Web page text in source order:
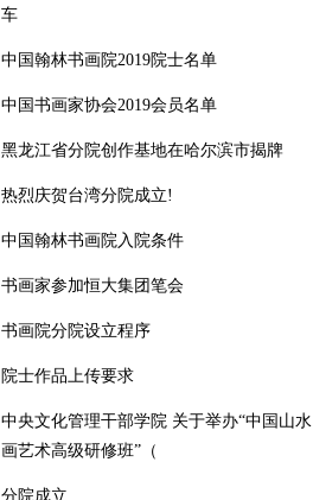
车
中国翰林书画院2019院士名单
中国书画家协会2019会员名单
黑龙江省分院创作基地在哈尔滨市揭牌
热烈庆贺台湾分院成立!
中国翰林书画院入院条件
书画家参加恒大集团笔会
书画院分院设立程序
院士作品上传要求
中央文化管理干部学院 关于举办“中国山水
画艺术高级研修班”（
分院成立